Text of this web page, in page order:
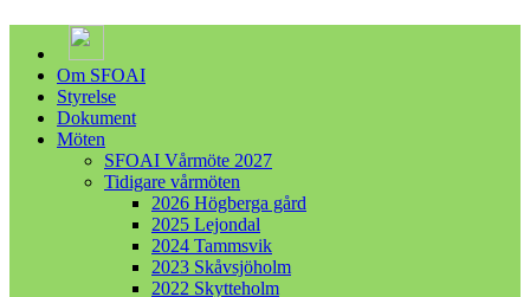
Om SFOAI
Styrelse
Dokument
Möten
SFOAI Vårmöte 2027
Tidigare vårmöten
2026 Högberga gård
2025 Lejondal
2024 Tammsvik
2023 Skåvsjöholm
2022 Skytteholm